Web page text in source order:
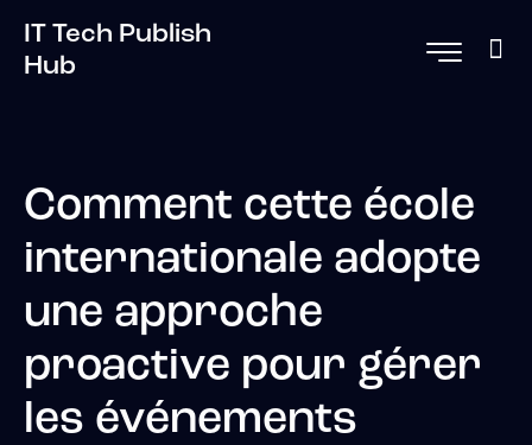
IT Tech Publish
Hub
Comment cette école
internationale adopte
une approche
proactive pour gérer
les événements